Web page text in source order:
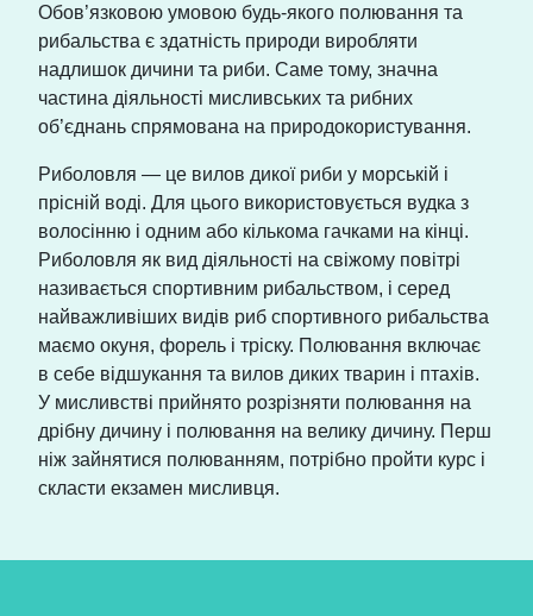
Обов’язковою умовою будь-якого полювання та
рибальства є здатність природи виробляти
надлишок дичини та риби. Саме тому, значна
частина діяльності мисливських та рибних
об’єднань спрямована на природокористування.
Риболовля — це вилов дикої риби у морській і
прісній воді. Для цього використовується вудка з
волосінню і одним або кількома гачками на кінці.
Риболовля як вид діяльності на свіжому повітрі
називається спортивним рибальством, і серед
найважливіших видів риб спортивного рибальства
маємо окуня, форель і тріску. Полювання включає
в себе відшукання та вилов диких тварин і птахів.
У мисливстві прийнято розрізняти полювання на
дрібну дичину і полювання на велику дичину. Перш
ніж зайнятися полюванням, потрібно пройти курс і
скласти екзамен мисливця.